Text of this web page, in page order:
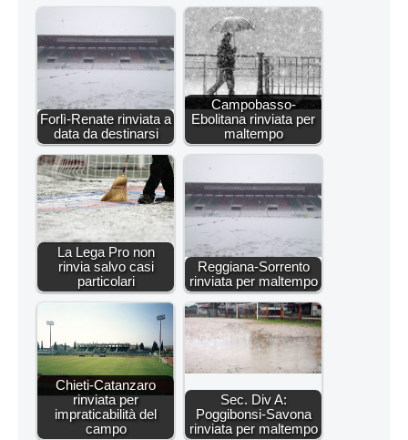
Forlì-Renate rinviata a
data da destinarsi
Campobasso-
Ebolitana rinviata per
maltempo
La Lega Pro non
rinvia salvo casi
particolari
Reggiana-Sorrento
rinviata per maltempo
Chieti-Catanzaro
rinviata per
impraticabilità del
campo
Sec. Div A:
Poggibonsi-Savona
rinviata per maltempo